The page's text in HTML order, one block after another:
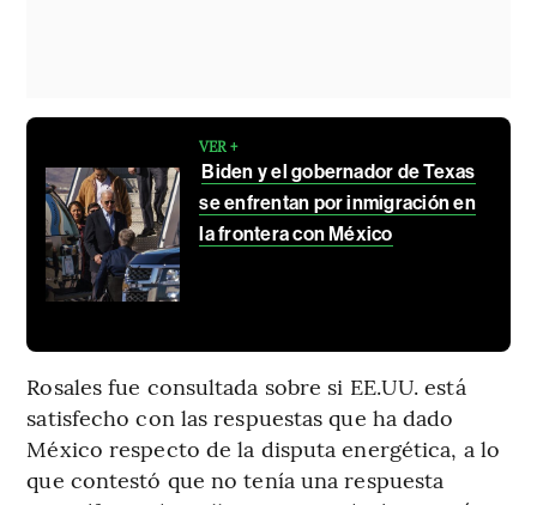
VER +
Biden y el gobernador de Texas
se enfrentan por inmigración en
la frontera con México
Rosales fue consultada sobre si EE.UU. está
satisfecho con las respuestas que ha dado
México respecto de la disputa energética, a lo
que contestó que no tenía una respuesta